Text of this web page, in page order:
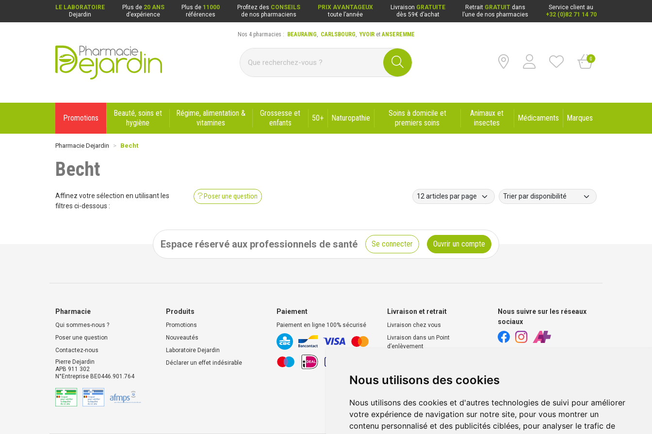
Nous utilisons des cookies
Nous utilisons des cookies et d'autres technologies de suivi pour améliorer
votre expérience de navigation sur notre site, pour vous montrer un
contenu personnalisé et des publicités ciblées, pour analyser le trafic de
LE LABORATOIRE
Dejardin
Plus de 20 ANS
d’expérience
Plus de 11000
références
Profitez des CONSEILS
de nos pharmaciens
PRIX AVANTAGEUX
toute l’année
Livraison GRATUITE
dès 59€ d’achat
Retrait GRATUIT dans
l’une de nos pharmacies
Service client au
+32 (0)82 71 14 70
Pharmacie Dejardin Nos 4 pharmacies : Beauraing, Carlsbourg, Yvoir, Anseremme
0
Nos 4 pharmacies : BEAURAING, CARLSBOURG,YVOIRetANSEREMME
Promotions
Beauté, soins et
hygiène
Régime, alimentation &
vitamines
Grossesse et
enfants
50+ Naturopathie
Soins à domicile et
premiers soins
Animaux et
insectes
Médicaments Marques
Pharmacie Dejardin Becht
Becht
Poser une question
Affinez votre sélection en utilisant les
filtres ci-dessous :
Espace réservé aux professionnels de santé Se connecter Ouvrir un compte
Pharmacie
Qui sommes-nous ?
Poser une question
Contactez-nous
Pierre Dejardin
APB 911 302
N°Entreprise BE0446.901.764
Produits
Promotions
Nouveautés
Laboratoire Dejardin
Déclarer un effet indésirable
Paiement
Paiement en ligne 100% sécurisé
Livraison et retrait
Livraison chez vous
Livraison dans un Point
d’enlèvement
Nous suivre sur les réseaux
sociaux